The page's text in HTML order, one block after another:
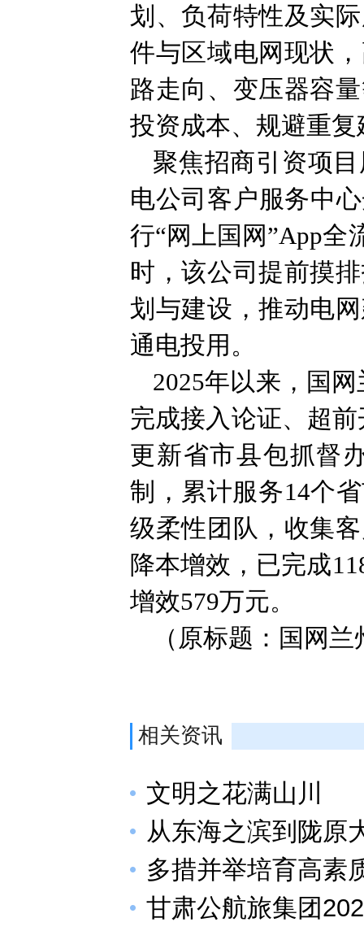
划、负荷特性及实
件与区域电网现状
路走向、变压器容
投资成本、规避重
聚焦招商引资项
电公司客户服务中
行“网上国网”App全
时，该公司提前摸
划与建设，推动电
通电投用。
2025年以来，国
完成接入论证、超
更新省市县包抓督
制，累计服务14个
级柔性团队，收集
降本增效，已完成
增效579万元。
（原标题：国网
相关资讯
文明之花满山川
从东海之滨到陇原
多措并举培育高素
甘肃公航旅集团